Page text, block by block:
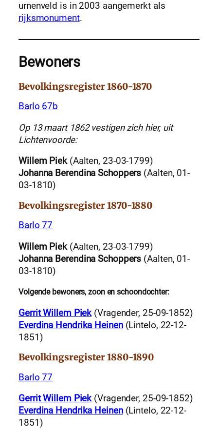
urnenveld is in 2003 aangemerkt als
rijksmonument.
Bewoners
Bevolkingsregister 1860-1870
Barlo 67b
Op 13 maart 1862 vestigen zich hier, uit
Lichtenvoorde:
Willem Piek(Aalten, 23-03-1799)
Johanna Berendina Schoppers (Aalten, 01-
03-1810)
Bevolkingsregister 1870-1880
Barlo 77
Willem Piek(Aalten, 23-03-1799)
Johanna Berendina Schoppers (Aalten, 01-
03-1810)
Volgende bewoners, zoon en schoondochter:
Gerrit Willem Piek(Vragender, 25-09-1852)
Everdina Hendrika Heinen(Lintelo, 22-12-
1851)
Bevolkingsregister 1880-1890
Barlo 77
Gerrit Willem Piek(Vragender, 25-09-1852)
Everdina Hendrika Heinen(Lintelo, 22-12-
1851)